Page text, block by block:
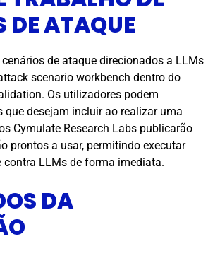
DE ATAQUE
de ataque direcionados a LLMs
scenario workbench dentro do
Os utilizadores podem
que desejam incluir ao realizar uma
Cymulate Research Labs publicarão
prontos a usar, permitindo executar
contra LLMs de forma imediata.
DA